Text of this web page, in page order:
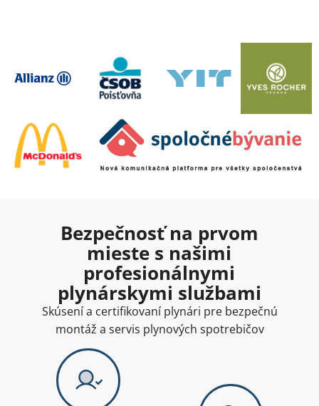
Bezpečnosť na prvom
mieste s našimi
profesionálnymi
plynárskymi službami
Skúsení a certifikovaní plynári pre bezpečnú
montáž a servis plynových spotrebičov